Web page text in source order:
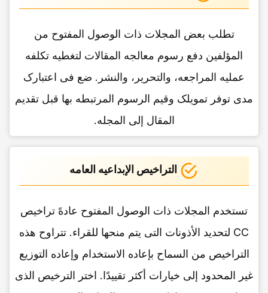
تطلب بعض المجلات ذات الوصول المفتوح من
المؤلفین دفع رسوم معالجه المقالات لتغطیه تکلفه
عملیه المراجعه، والتحریر، والنشر. ضع فی اعتبارک
مدى توفر تمویلک وقیم الرسوم المرتبطه بها قبل تقدیم
المقال إلى المجله.
التراخیص الإبداعیه العامه
تستخدم المجلات ذات الوصول المفتوح عادهً تراخیص
CC لتحدید الأذونات التی یتم منحها للقراء. تتراوح هذه
التراخیص من السماح بإعاده الاستخدام وإعاده التوزیع
غیر المحدود إلى خیارات أکثر تقییدًا. اختر الترخیص الذی